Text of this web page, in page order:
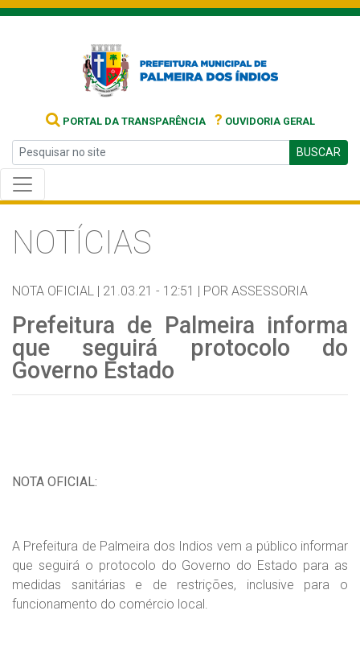
PORTAL DA TRANSPARÊNCIA ? OUVIDORIA GERAL
BUSCAR
NOTÍCIAS
NOTA OFICIAL | 21.03.21 - 12:51 | POR ASSESSORIA
Prefeitura de Palmeira informa
que seguirá protocolo do
Governo Estado
NOTA OFICIAL:
A Prefeitura de Palmeira dos Indios vem a público informar
que seguirá o protocolo do Governo do Estado para as
medidas sanitárias e de restrições, inclusive para o
funcionamento do comércio local.